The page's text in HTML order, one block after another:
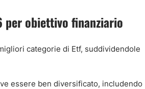
per obiettivo finanziario
categorie di Etf, suddividendole
essere ben diversificato, includendo